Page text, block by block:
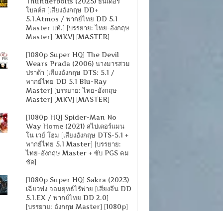
โบลต์ส [เสียงอังกฤษ DD+
5.1.Atmos / พากย์ไทย DD 5.1
Master แท้.] [บรรยาย: ไทย-อังกฤษ
Master] [MKV] [MASTER]
[1080p Super HQ] The Devil
Wears Prada (2006) นางมารสวม
ปราด้า [เสียงอังกฤษ DTS: 5.1 /
พากย์ไทย DD 5.1 Blu-Ray
Master] [บรรยาย: ไทย-อังกฤษ
Master] [MKV] [MASTER]
[1080p HQ] Spider-Man No
Way Home (2021) สไปเดอร์แมน
โน เวย์ โฮม [เสียงอังกฤษ DTS-5.1 +
พากย์ไทย 5.1 Master] [บรรยาย:
ไทย-อังกฤษ Master + ซับ PGS คม
ชัด]
[1080p Super HQ] Sakra (2023)
เฉียวฟง จอมยุทธ์ไร้พ่าย [เสียงจีน DD
5.1.EX / พากย์ไทย DD 2.0]
[บรรยาย: อังกฤษ Master] [1080p]